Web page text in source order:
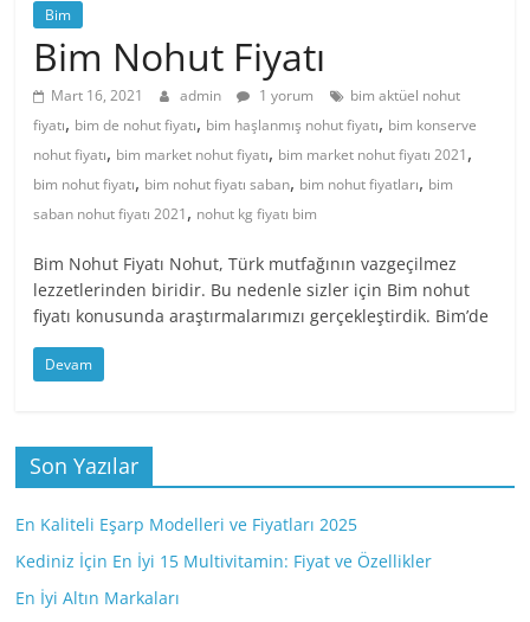
Bim
Bim Nohut Fiyatı
Mart 16, 2021 admin 1 yorum
bim aktüel nohut
fiyatı, bim de nohut fiyatı, bim haşlanmış nohut fiyatı, bim konserve
nohut fiyatı, bim market nohut fiyatı, bim market nohut fiyatı 2021,
bim nohut fiyatı, bim nohut fiyatı saban, bim nohut fiyatları, bim
saban nohut fiyatı 2021, nohut kg fiyatı bim
Bim Nohut Fiyatı Nohut, Türk mutfağının vazgeçilmez
lezzetlerinden biridir. Bu nedenle sizler için Bim nohut
fiyatı konusunda araştırmalarımızı gerçekleştirdik. Bim’de
Devam
Son Yazılar
En Kaliteli Eşarp Modelleri ve Fiyatları 2025
Kediniz İçin En İyi 15 Multivitamin: Fiyat ve Özellikler
En İyi Altın Markaları